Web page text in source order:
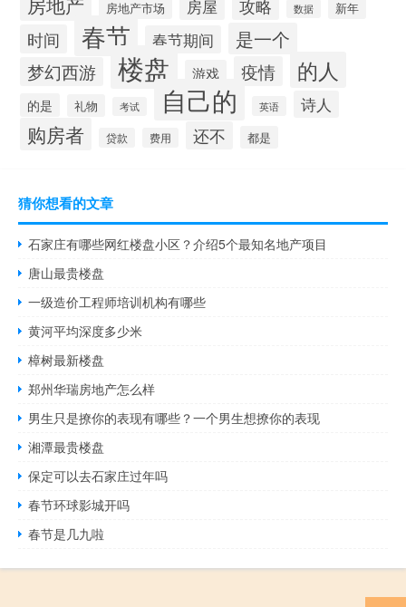
房地产市场 房屋 攻略 数据 新年
时间 春节 春节期间 是一个
梦幻西游 楼盘 游戏 疫情 的人
的是 礼物 考试 自己的 英语 诗人
购房者 贷款 费用 还不 都是
猜你想看的文章
石家庄有哪些网红楼盘小区？介绍5个最知名地产项目
唐山最贵楼盘
一级造价工程师培训机构有哪些
黄河平均深度多少米
樟树最新楼盘
郑州华瑞房地产怎么样
男生只是撩你的表现有哪些？一个男生想撩你的表现
湘潭最贵楼盘
保定可以去石家庄过年吗
春节环球影城开吗
春节是几九啦